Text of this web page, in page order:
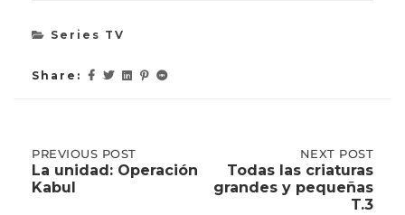
Series TV
Share:
Post
PREVIOUS
POST:
LA
UNIDAD:
PREVIOUS POST
La unidad: Operación
Kabul
POST:
TODAS
LAS
NEXT POST
Todas las criaturas
grandes y pequeñas
T.3